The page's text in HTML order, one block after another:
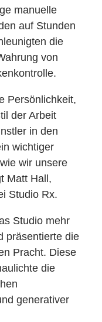
manuelle
auf Stunden
die
von
Persönlichkeit,
der Arbeit
in den
wichtiger
wir unsere
Matt Hall,
Studio Rx.
Studio mehr
präsentierte die
Pracht. Diese
die
generativer